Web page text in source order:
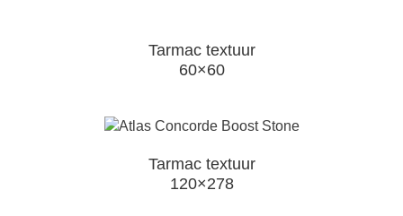
Tarmac textuur
60×60
Tarmac textuur
120×278